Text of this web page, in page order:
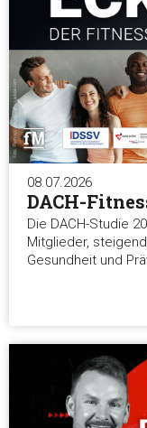
08.07.2026
DACH-
Die DACH-Studie
Mitglieder,
Gesundheit und